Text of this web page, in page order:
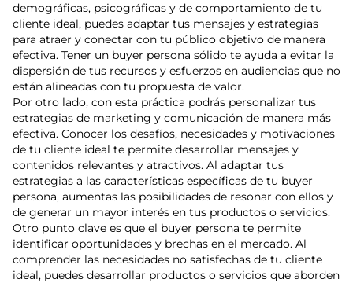
demográficas, psicográficas y de comportamiento de tu
cliente ideal, puedes adaptar tus mensajes y estrategias
para atraer y conectar con tu público objetivo de manera
efectiva. Tener un buyer persona sólido te ayuda a evitar la
dispersión de tus recursos y esfuerzos en audiencias que no
están alineadas con tu propuesta de valor.
Por otro lado, con esta práctica podrás personalizar tus
estrategias de marketing y comunicación de manera más
efectiva. Conocer los desafíos, necesidades y motivaciones
de tu cliente ideal te permite desarrollar mensajes y
contenidos relevantes y atractivos. Al adaptar tus
estrategias a las características específicas de tu buyer
persona, aumentas las posibilidades de resonar con ellos y
de generar un mayor interés en tus productos o servicios.
Otro punto clave es que el buyer persona te permite
identificar oportunidades y brechas en el mercado. Al
comprender las necesidades no satisfechas de tu cliente
ideal, puedes desarrollar productos o servicios que aborden